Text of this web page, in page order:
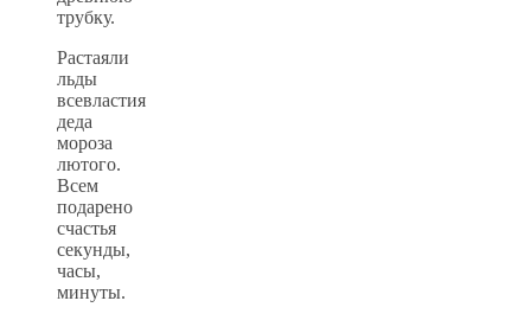
трубку.
Растаяли
льды
всевластия
деда
мороза
лютого.
Всем
подарено
счастья
секунды,
часы,
минуты.